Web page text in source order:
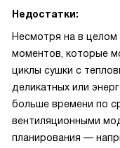
Недостатки:
Несмотря на в целом
моментов, которые
циклы сушки с
деликатных или
больше времени по
вентиляционными
планирования —